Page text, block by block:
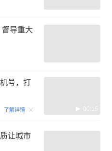
导重大
号，打
了解详情 00:15
让城市